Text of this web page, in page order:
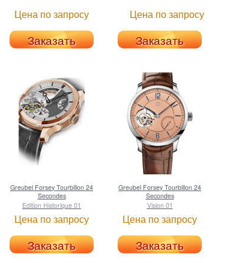
Цена по запросу
Заказать
Цена по запросу
Заказать
Greubel Forsey Tourbillon 24
Secondes
Edition Historique 01
Цена по запросу
Заказать
Greubel Forsey Tourbillon 24
Secondes
Vision 01
Цена по запросу
Заказать